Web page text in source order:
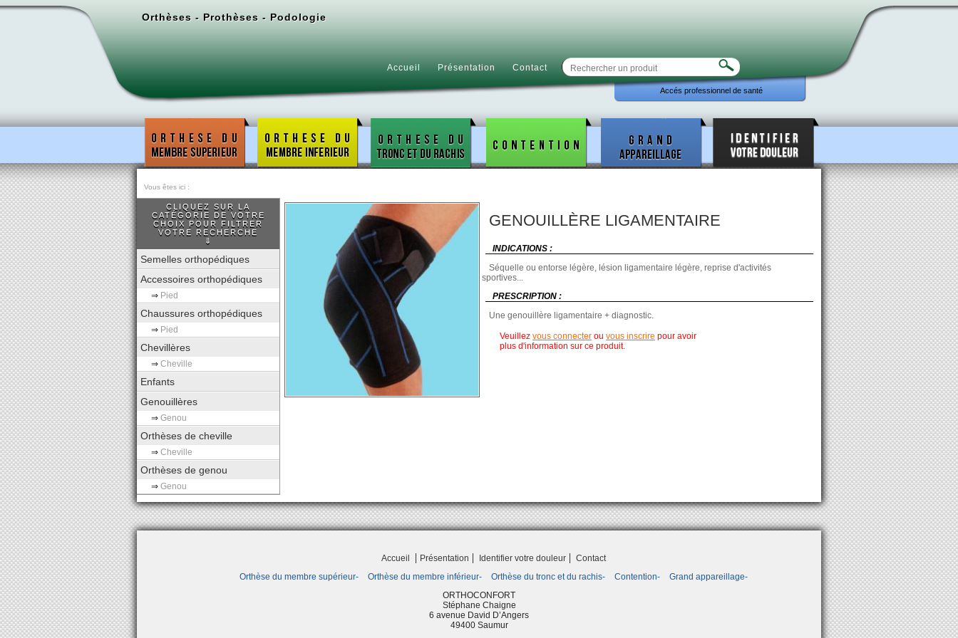
Orthèses - Prothèses - Podologie
Accueil Présentation Contact
Accés professionnel de santé
Vous êtes ici :
CLIQUEZ SUR LA
CATÉGORIE DE VOTRE
CHOIX POUR FILTRER
VOTRE RECHERCHE
⇓
Semelles orthopédiques
Accessoires orthopédiques
⇒ Pied
Chaussures orthopédiques
⇒ Pied
Chevillères
⇒ Cheville
Enfants
Genouillères
⇒ Genou
Orthèses de cheville
⇒ Cheville
Orthèses de genou
⇒ Genou
GENOUILLÈRE LIGAMENTAIRE
INDICATIONS :
Séquelle ou entorse légère, lésion ligamentaire légère, reprise d'activités
sportives...
PRESCRIPTION :
Une genouillère ligamentaire + diagnostic.
Veuillez vous connecter ou vous inscrire pour avoir
plus d'information sur ce produit.
Accueil Présentation Identifier votre douleur
Contact
Orthèse du membre supérieur
Orthèse du membre inférieur Orthèse du tronc et du rachis Contention
Grand appareillage
ORTHOCONFORT
Stéphane Chaigne
6 avenue David D’Angers
49400 Saumur